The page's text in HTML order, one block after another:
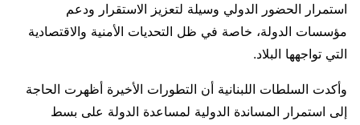
استمرار الحضور الدولي وسيلة لتعزيز الاستقرار ودعم
مؤسسات الدولة، خاصة في ظل التحديات الأمنية والاقتصادية
التي تواجهها البلاد.
وأكدت السلطات اللبنانية أن التطورات الأخيرة أظهرت الحاجة
إلى استمرار المساندة الدولية لمساعدة الدولة على بسط